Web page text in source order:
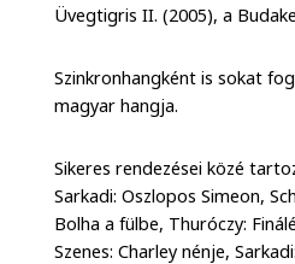
Üvegtigris II. (2005), a
Szinkronhangként is sokat
magyar hangja.
Sikeres rendezései közé
Sarkadi: Oszlopos Simeon,
Bolha a fülbe, Thuróczy:
Szenes: Charley nénje,